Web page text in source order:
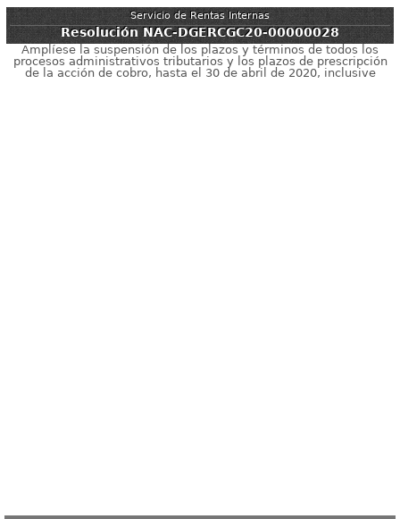
Servicio de Rentas Internas
Resolución NAC-DGERCGC20-00000028
Amplíese la suspensión de los plazos y términos de todos los
procesos administrativos tributarios y los plazos de prescripción
de la acción de cobro, hasta el 30 de abril de 2020, inclusive